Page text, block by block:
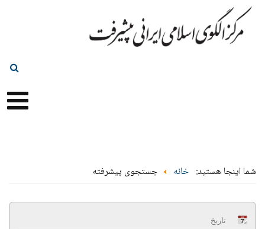
شما اینجا هستید: خانه جستجوی پیشرفته
تاریخ